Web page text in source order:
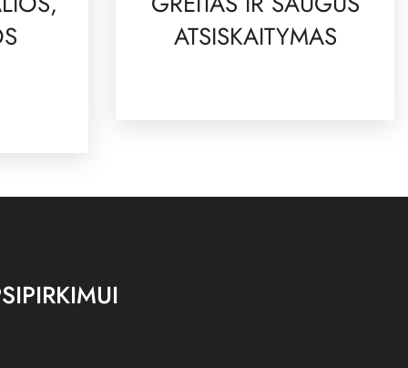
ATSISKAITYMAS